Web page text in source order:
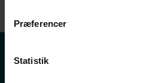
Præferencer
Statistik